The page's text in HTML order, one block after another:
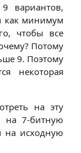
вариантов,
как минимум
чтобы все
Потому
9. Поэтому
некоторая
на эту
на 7-битную
на исходную